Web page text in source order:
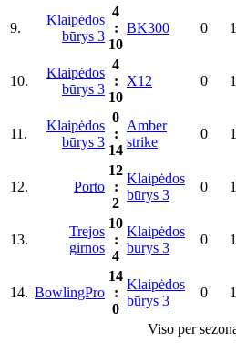
9.
Klaipėdos
būrys 3
4
:
10
BK300 0
10.
Klaipėdos
būrys 3
4
:
10
X12 0
11.
Klaipėdos
būrys 3
0
:
14
Amber
strike
0
12. Porto
12
:
2
Klaipėdos
būrys 3
0
13.
Trejos
girnos
10
:
4
Klaipėdos
būrys 3
0
14. BowlingPro
14
:
0
Klaipėdos
būrys 3
0
Viso per